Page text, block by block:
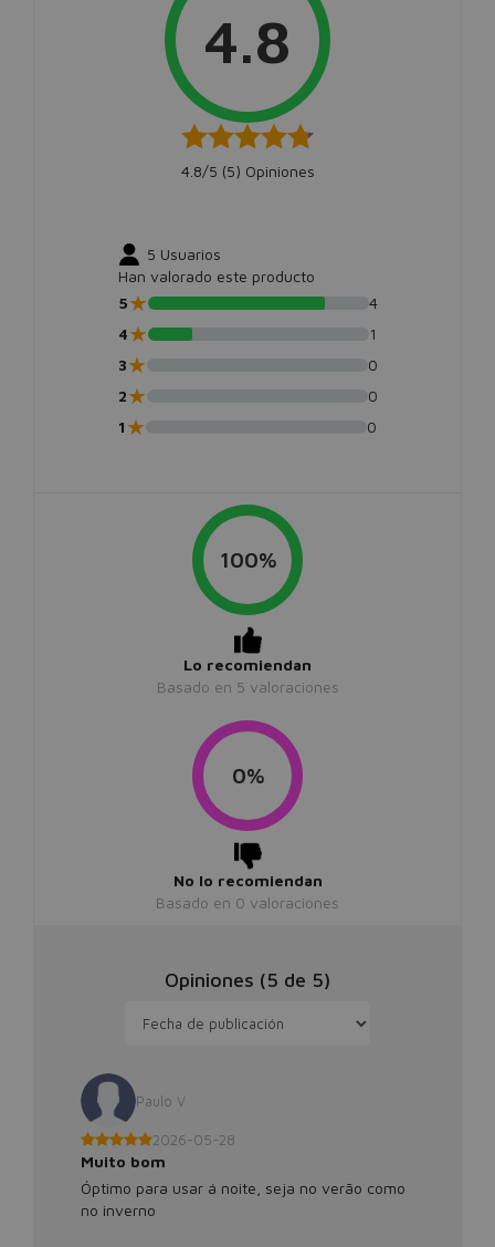
4.8
4.8/5 (5) Opiniones
5 Usuarios
Han valorado este producto
5★
4
4★
1
3★
0
2★
0
1★ 0
100%
Lo recomiendan
Basado en 5 valoraciones
0%
No lo recomiendan
Basado en 0 valoraciones
Opiniones (5 de 5)
Paulo V
2026-05-28
Muito bom
Óptimo para usar á noite, seja no verão como
no inverno